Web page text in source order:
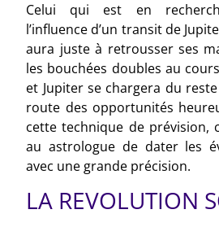
Celui qui est en
l’influence d’un transit de
aura juste à retrousser ses
les bouchées doubles au
et Jupiter se chargera du
route des opportunités
cette technique de prévision,
au astrologue de dater les
avec une grande précision.
LA REVOLUTION